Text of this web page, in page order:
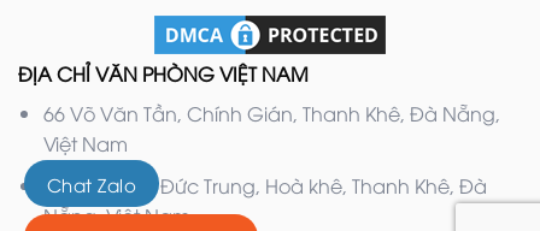
ĐỊA CHỈ VĂN PHÒNG VIỆT NAM
66 Võ Văn Tần, Chính Gián, Thanh Khê, Đà Nẵng,
Việt Nam
132 Nguyễn Đức Trung, Hoà khê, Thanh Khê, Đà
Nẵng, Việt Nam
Chat Zalo